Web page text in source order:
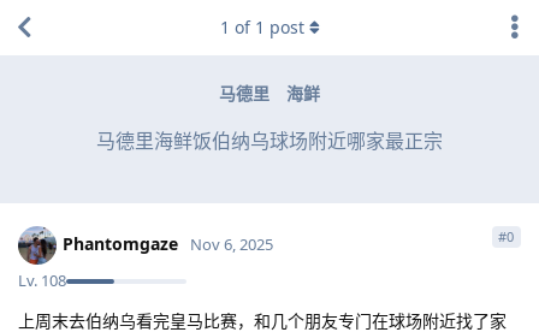
马德里 海鲜
马德里海鲜饭伯纳乌球场附近哪家最正宗
1 of 1 post
Phantomgaze
Lv. 108
Nov 6, 2025 #0
上周末去伯纳乌看完皇马比赛，和几个朋友专门在球场附近找了家